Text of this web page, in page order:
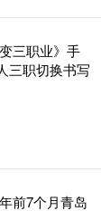
三职业》手
三职切换书写
前7个月青岛